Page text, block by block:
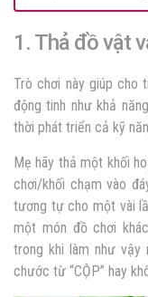
1. Thả đồ vật
Trò chơi này giúp cho
động tinh như khả
thời phát triển cả kỹ
Mẹ hãy thả một khối
chơi/khối chạm vào
tương tự cho một vài
một món đồ chơi
trong khi làm như
chước từ “CỘP” hay